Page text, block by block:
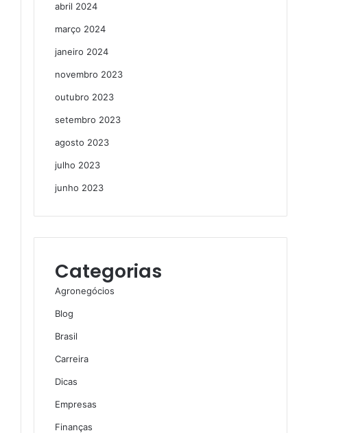
abril 2024
março 2024
janeiro 2024
novembro 2023
outubro 2023
setembro 2023
agosto 2023
julho 2023
junho 2023
Categorias
Agronegócios
Blog
Brasil
Carreira
Dicas
Empresas
Finanças